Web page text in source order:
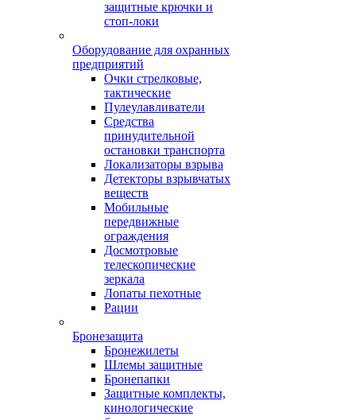
защитные крючки и
стоп-локи
Оборудование для охранных
предприятий
Очки стрелковые,
тактические
Пулеулавливатели
Средства
принудительной
остановки транспорта
Локализаторы взрыва
Детекторы взрывчатых
веществ
Мобильные
передвижные
ограждения
Досмотровые
телескопические
зеркала
Лопаты пехотные
Рации
Бронезащита
Бронежилеты
Шлемы защитные
Бронепапки
Защитные комплекты,
кинологические